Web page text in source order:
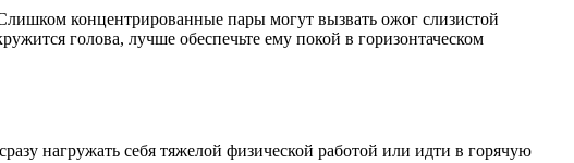
концентрированные пары могут вызвать ожог слизистой
голова, лучше обеспечьте ему покой в горизонтаческом
нагружать себя тяжелой физической работой или идти в горячую